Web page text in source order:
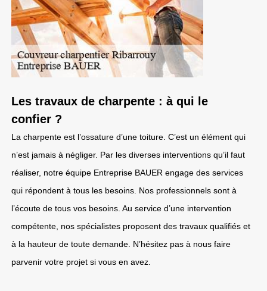
Les travaux de charpente : à qui le
confier ?
La charpente est l’ossature d’une toiture. C’est un élément qui
n’est jamais à négliger. Par les diverses interventions qu’il faut
réaliser, notre équipe Entreprise BAUER engage des services
qui répondent à tous les besoins. Nos professionnels sont à
l’écoute de tous vos besoins. Au service d’une intervention
compétente, nos spécialistes proposent des travaux qualifiés et
à la hauteur de toute demande. N’hésitez pas à nous faire
parvenir votre projet si vous en avez.